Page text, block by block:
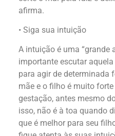
afirma.
• Siga sua intuição
A intuição é uma “grande
importante escutar aquela
para agir de determinada
mãe e o filho é muito
gestação, antes mesmo
isso, não é à toa quando
que é melhor para seu